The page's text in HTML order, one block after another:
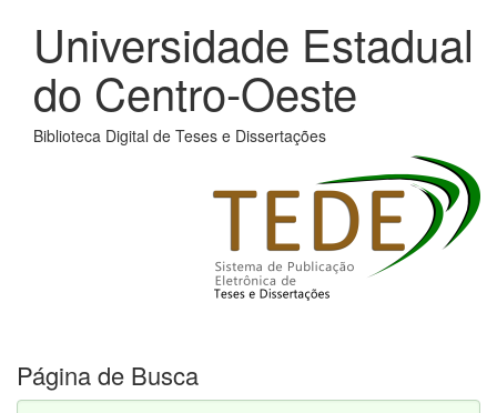
Universidade Estadual
do Centro-Oeste
Biblioteca Digital de Teses e Dissertações
Página de Busca